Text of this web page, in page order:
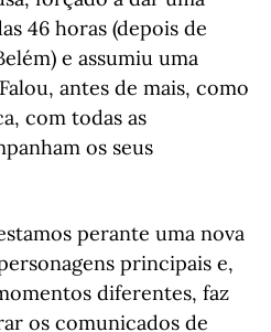
46 horas (depois de
e assumiu uma
antes de mais, como
com todas as
os seus
perante uma nova
principais e,
diferentes, faz
os comunicados de